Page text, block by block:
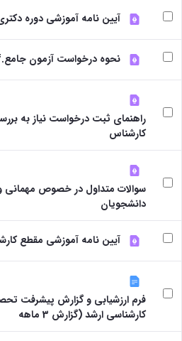
آیین نامه آموزشی دوره
نحوه درخواست آزمون جامع.pdf
راهنمای ثبت درخواست نیاز به
کارشناس
سوالات متداول در خصوص مهمانی و
دانشجویان
آیین نامه آموزشی مقطع
فرم ارزشیابی و گزارش پیشرفت
کارشناسی ارشد (گزارش 3 ماهه